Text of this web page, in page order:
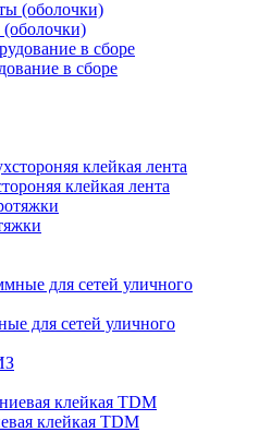
в сборе
клейкая лента
для сетей уличного
клейкая TDM